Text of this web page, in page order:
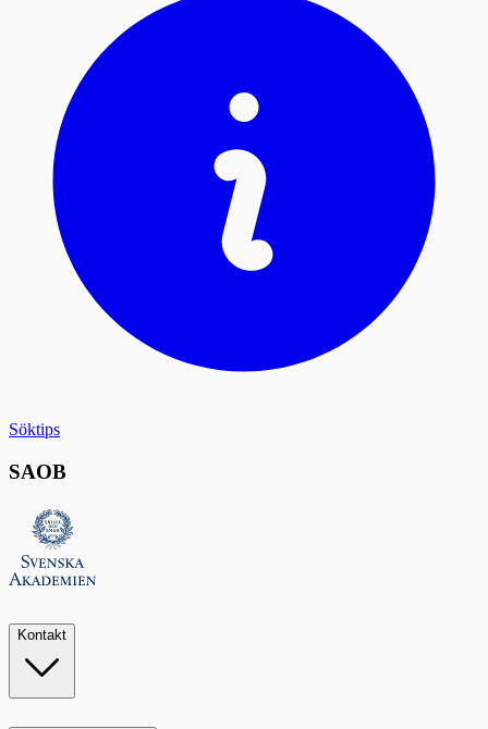
Söktips
SAOB
Kontakt